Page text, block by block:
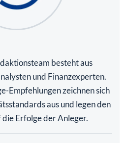
besteht aus
und Finanzexperten.
Empfehlungen zeichnen sich
aus und legen den
die Erfolge der Anleger.